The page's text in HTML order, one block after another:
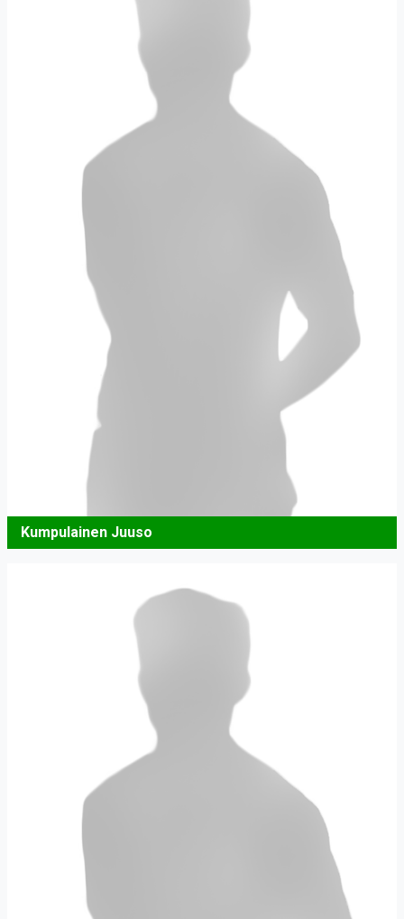
Kumpulainen Juuso